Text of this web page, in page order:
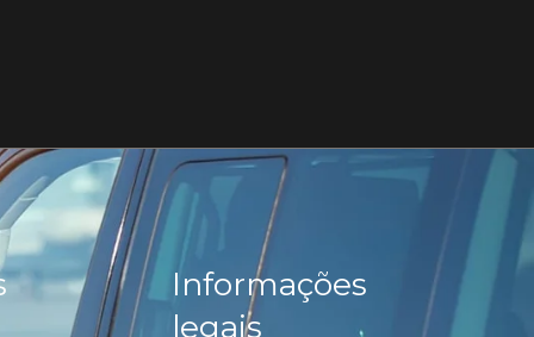
Informações
legais